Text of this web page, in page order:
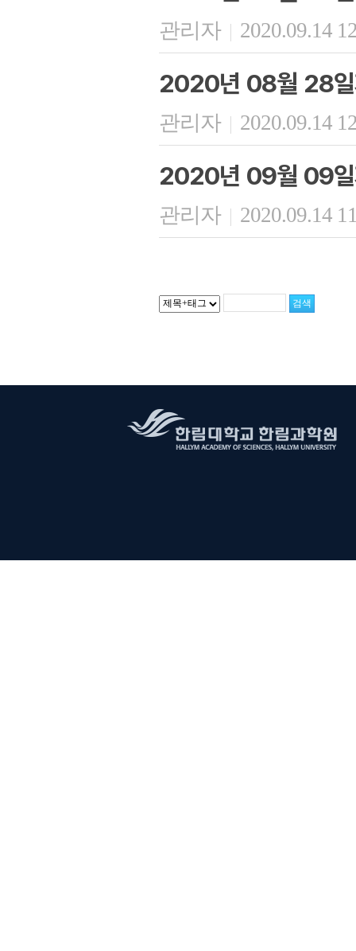
관리자 | 2020.09.14
2020년 08월 28일
관리자 | 2020.09.14
2020년 09월 09일
관리자 | 2020.09.14